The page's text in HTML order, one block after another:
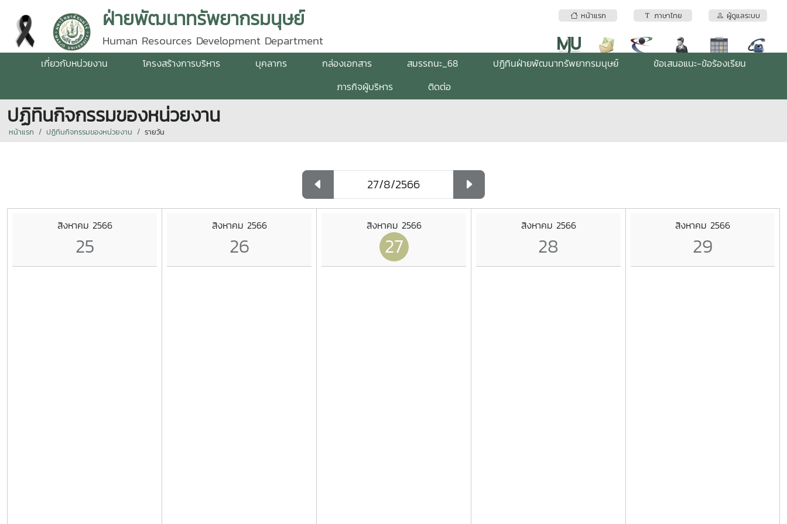
หน้าแรก ภาษาไทย ผู้ดูแลระบบ
ฝ่ายพัฒนาทรัพยากรมนุษย์
Human Resources Development Department
เกี่ยวกับหน่วยงาน โครงสร้างการบริหาร บุคลากร กล่องเอกสาร สมรรถนะ_68 ปฏิทินฝ่ายพัฒนาทรัพยากรมนุษย์
ข้อเสนอแนะ-ข้อร้องเรียน
ภารกิจผู้บริหาร
ติดต่อ
ปฏิทินกิจกรรมของหน่วยงาน
หน้าแรก ปฏิทินกิจกรรมของหน่วยงาน รายวัน
สิงหาคม 2566
25
สิงหาคม 2566
26
สิงหาคม 2566
27
สิงหาคม 2566
28
สิงหาคม 2566
29